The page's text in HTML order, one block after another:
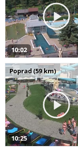
10:02
Poprad (59 km)
10:25